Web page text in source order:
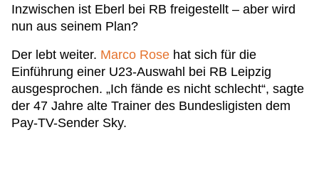
Inzwischen ist Eberl bei RB freigestellt – aber wird
nun aus seinem Plan?
Der lebt weiter. Marco Rose hat sich für die
Einführung einer U23-Auswahl bei RB Leipzig
ausgesprochen. „Ich fände es nicht schlecht“, sagte
der 47 Jahre alte Trainer des Bundesligisten dem
Pay-TV-Sender Sky.